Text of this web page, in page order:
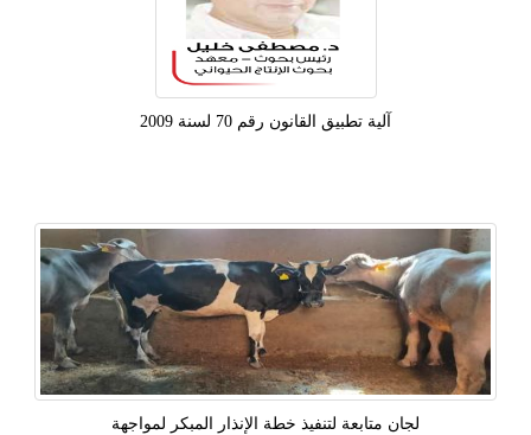
آلية تطبيق القانون رقم 70 لسنة 2009
لجان متابعة لتنفيذ خطة الإنذار المبكر لمواجهة